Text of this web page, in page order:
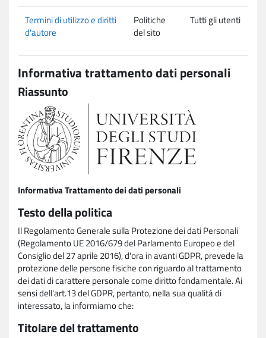
Termini di utilizzo e diritti
d'autore
Politiche
del sito
Tutti gli utenti
Informativa trattamento dati personali
Riassunto
Informativa Trattamento dei dati personali
Testo della politica
Il Regolamento Generale sulla Protezione dei dati Personali
(Regolamento UE 2016/679 del Parlamento Europeo e del
Consiglio del 27 aprile 2016), d'ora in avanti GDPR, prevede la
protezione delle persone fisiche con riguardo al trattamento
dei dati di carattere personale come diritto fondamentale. Ai
sensi dell'art.13 del GDPR, pertanto, nella sua qualità di
interessato, la informiamo che:
Titolare del trattamento